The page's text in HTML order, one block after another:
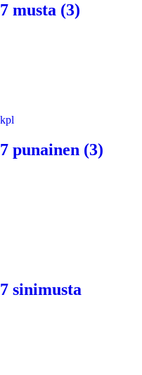
musta (3)
punainen (3)
sinimusta